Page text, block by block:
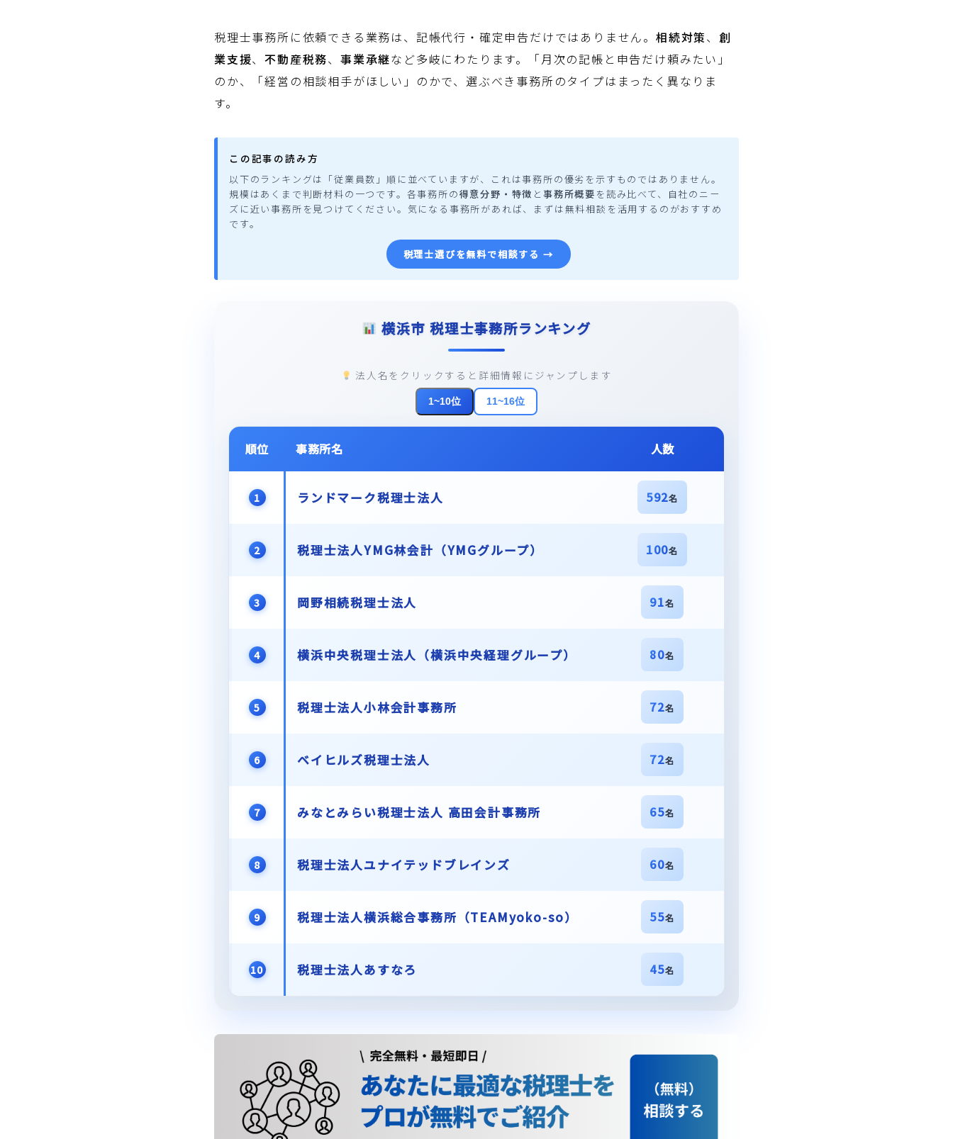
税理士事務所に依頼できる業務は、記帳代行・確定申告だけではありません。 相続対策、 創
業支援、不動産税務、事業承継など多岐にわたります。「月次の記帳と申告だけ頼みたい」
のか、「経営の相談相手がほしい」のかで、選ぶべき事務所のタイプはまったく異なりま
す。
この記事の読み方
以下のランキングは「従業員数」順に並べていますが、これは事務所の優劣を示すものではありません。
規模はあくまで判断材料の一つです。各事務所の得意分野・特徴 と事務所概要 を読み比べて、自社のニー
ズに近い事務所を見つけてください。気になる事務所があれば、まずは無料相談を活用するのがおすすめ
です。
税理士選びを無料で相談する →
横浜市 税理士事務所ランキング
法人名をクリックすると詳細情報にジャンプします
1~10位 11~16位
順位 事務所名 人数
1 ランドマーク税理士法人 592名
2 税理士法人YMG林会計（YMGグループ） 100名
3 岡野相続税理士法人 91名
4 横浜中央税理士法人（横浜中央経理グループ） 80名
5 税理士法人小林会計事務所 72名
6 ベイヒルズ税理士法人 72名
7 みなとみらい税理士法人 高田会計事務所 65名
8 税理士法人ユナイテッドブレインズ 60名
9 税理士法人横浜総合事務所（TEAMyoko-so） 55名
10 税理士法人あすなろ 45名